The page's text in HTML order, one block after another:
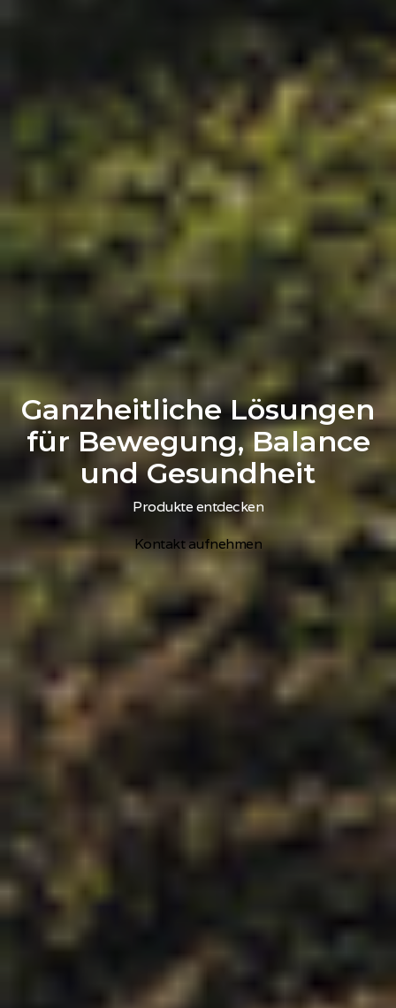
Ganzheitliche Lösungen
für Bewegung, Balance
und Gesundheit
Produkte entdecken
Kontakt aufnehmen